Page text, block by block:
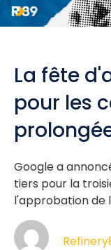
La fête
pour les
Google a
tiers pour la
l'approbation de